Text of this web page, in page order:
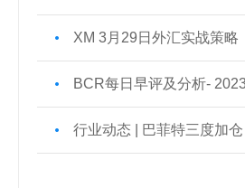
XM 3月29日外汇实战策略
BCR每日早评及分析-
行业动态 | 巴菲特三度加